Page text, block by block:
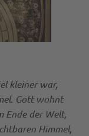
kleiner war,
Gott wohnt
Ende der Welt,
Himmel,